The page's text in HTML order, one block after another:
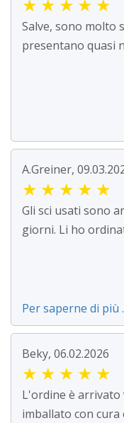
Salve, sono molto
presentano quasi
A.Greiner,
★ ★ ★ ★ ★
Gli sci usati sono
giorni. Li ho
Per saperne di più
Beky, 06.02.2026
★ ★ ★ ★ ★
L'ordine è
imballato con cura